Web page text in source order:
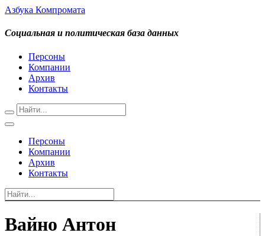
Азбука Компромата
Социальная и политическая база данных
Персоны
Компании
Архив
Контакты
Персоны
Компании
Архив
Контакты
Вайно Антон